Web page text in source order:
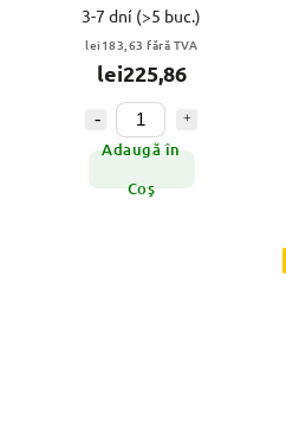
3-7 dní (>5 buc.)
lei183,63 fără TVA
lei225,86
Adaugă în
Coş